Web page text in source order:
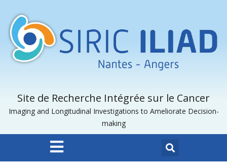
Site de Recherche Intégrée sur le Cancer
Imaging and Longitudinal Investigations to Ameliorate Decision-
making